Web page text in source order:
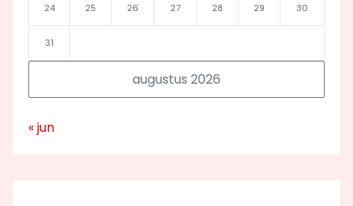
augustus 2026
24 25 26 27 28 29 30
31
« jun